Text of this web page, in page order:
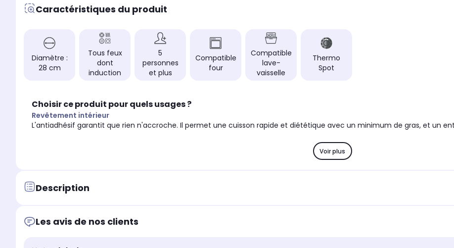
Type de produit
Batterie mixte
Particularité
ensemble d'ustensiles de
cuisine empilables en acier
une casserole non revêtue, se
nettoie sans effort.
Type de produit
Revêtement exterieur
Inox
Particularité
batterie de cuisine empilable :
poêles antiadhésives
utilisation pratique jour après
Particularité
Caractéristiques du produit
Diamètre :
28 cm
Tous feux
dont
induction
5
personnes
et plus
Compatible
four
Compatible
lave-
vaisselle
Thermo
Spot
Choisir ce produit pour quels usages ?
Revêtement intérieur
L'antiadhésif garantit que rien n'accroche. Il permet une cuisson rapide et diététique avec un minimum de gras, et un
Voir plus
Description
Les avis de nos clients